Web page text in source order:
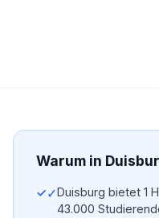
Warum in
✓Duisburg bietet 1
43.000